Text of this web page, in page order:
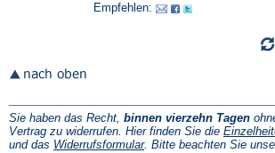
Empfehlen:
Sie haben das Recht, binnen vierzehn Tagen
Vertrag zu widerrufen. Hier finden Sie die
und das Widerrufsformular(Öffnet
. Bitte beachten Sie